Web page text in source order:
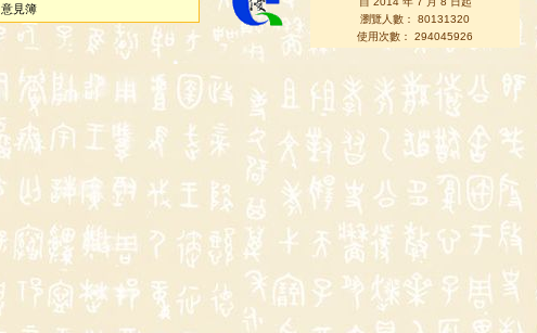
意見簿
瀏覽人數： 80131320
使用次數： 294045926